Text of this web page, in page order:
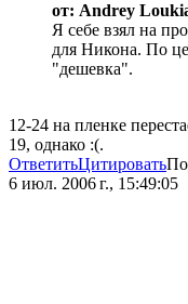
от: Andrey
Я себе взял на
для Никона. По
"дешевка".
12-24 на пленке
19, однако :(.
ОтветитьЦитировать
6 июл. 2006 г., 15:49:05